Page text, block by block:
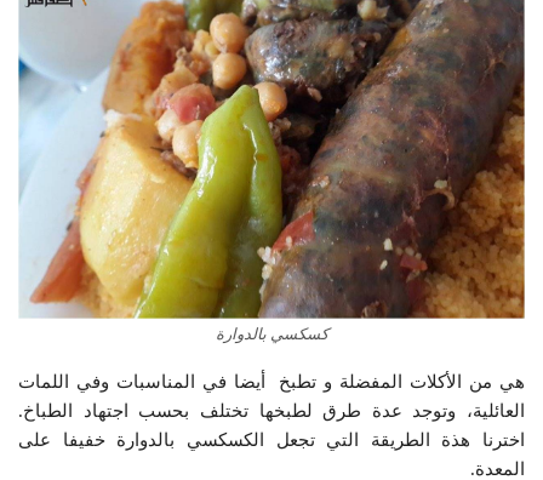
كسكسي بالدوارة
هي من الأكلات المفضلة و تطبخ أيضا في المناسبات وفي اللمات
العائلية، وتوجد عدة طرق لطبخها تختلف بحسب اجتهاد الطباخ.
اخترنا هذة الطريقة التي تجعل الكسكسي بالدوارة خفيفا على
المعدة.